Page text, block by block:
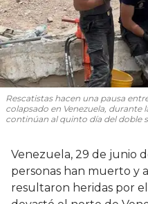
Rescatistas hacen una pausa
colapsado en Venezuela, durante
continúan al quinto día del doble
Venezuela, 29 de junio
personas han muerto y
resultaron heridas por